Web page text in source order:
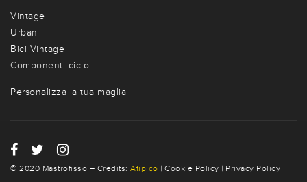
Vintage
Urban
Bici Vintage
Componenti ciclo
Personalizza la tua maglia
© 2020 Mastrofisso – Credits: Atipico | Cookie Policy | Privacy Policy